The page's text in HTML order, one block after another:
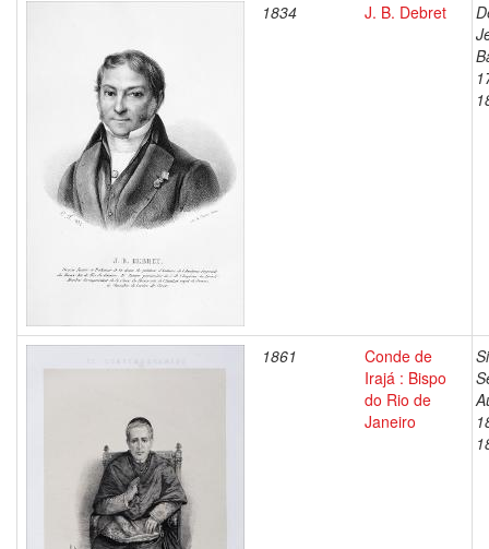
1834 J. B. Debret
1861
Conde de
Irajá : Bispo
do Rio de
Janeiro